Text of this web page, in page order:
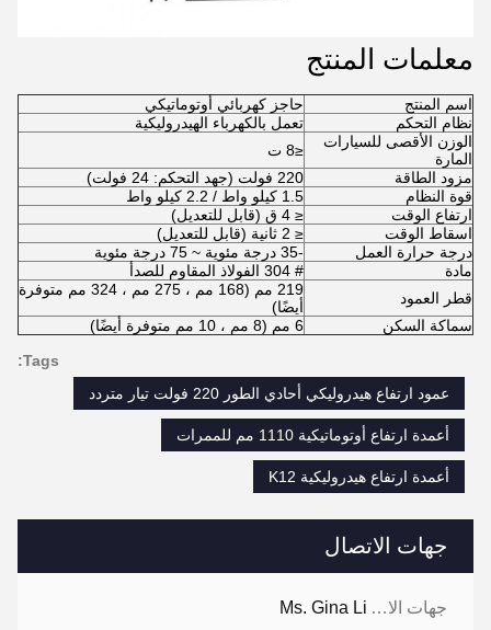
جهات الاتصال
جهات الاتصال: Ms. Gina Li
معلمات المنتج
اسم المنتج
حاجز كهربائي أوتوماتيكي
نظام التحكم
تعمل بالكهرباء الهيدروليكية
الوزن الأقصى للسيارات
المارة
≤8 ت
مزود الطاقة
220 فولت (جهد التحكم: 24 فولت)
قوة النظام
1.5 كيلو واط / 2.2 كيلو واط
ارتفاع الوقت
≤ 4 ق (قابل للتعديل)
اسقاط الوقت
≤ 2 ثانية (قابل للتعديل)
درجة حرارة العمل
-35 درجة مئوية ~ 75 درجة مئوية
مادة
# 304 الفولاذ المقاوم للصدأ
قطر العمود
219 مم (168 مم ، 275 مم ، 324 مم متوفرة
أيضًا)
سماكة السكن
6 مم (8 مم ، 10 مم متوفرة أيضًا)
Tags:
عمود ارتفاع هيدروليكي أحادي الطور 220 فولت تيار متردد
أعمدة ارتفاع أوتوماتيكية 1110 مم للممرات
أعمدة ارتفاع هيدروليكية K12